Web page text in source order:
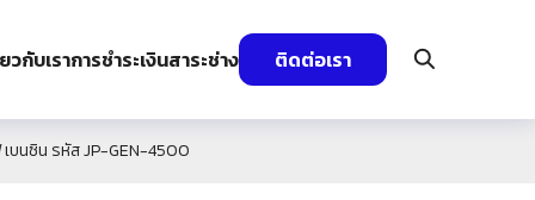
วกับเราการชำระเงินสาระช่าง ติดต่อเรา
บนซิน รหัส JP-GEN-4500